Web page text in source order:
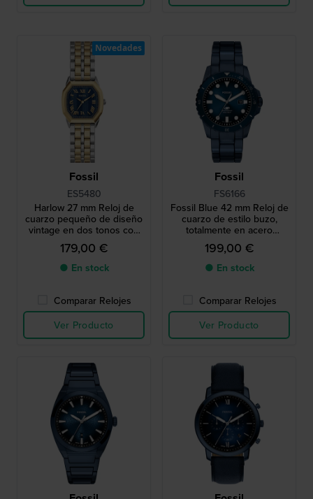
Fossil
ES5480
Harlow 27 mm Reloj de
cuarzo pequeño de diseño
vintage en dos tonos con
caja octogonal
179,00 €
● En stock
Comparar Relojes
Ver Producto
Novedades
Fossil
FS6166
Fossil Blue 42 mm Reloj de
cuarzo de estilo buzo,
totalmente en acero
inoxidable azul
199,00 €
● En stock
Comparar Relojes
Ver Producto